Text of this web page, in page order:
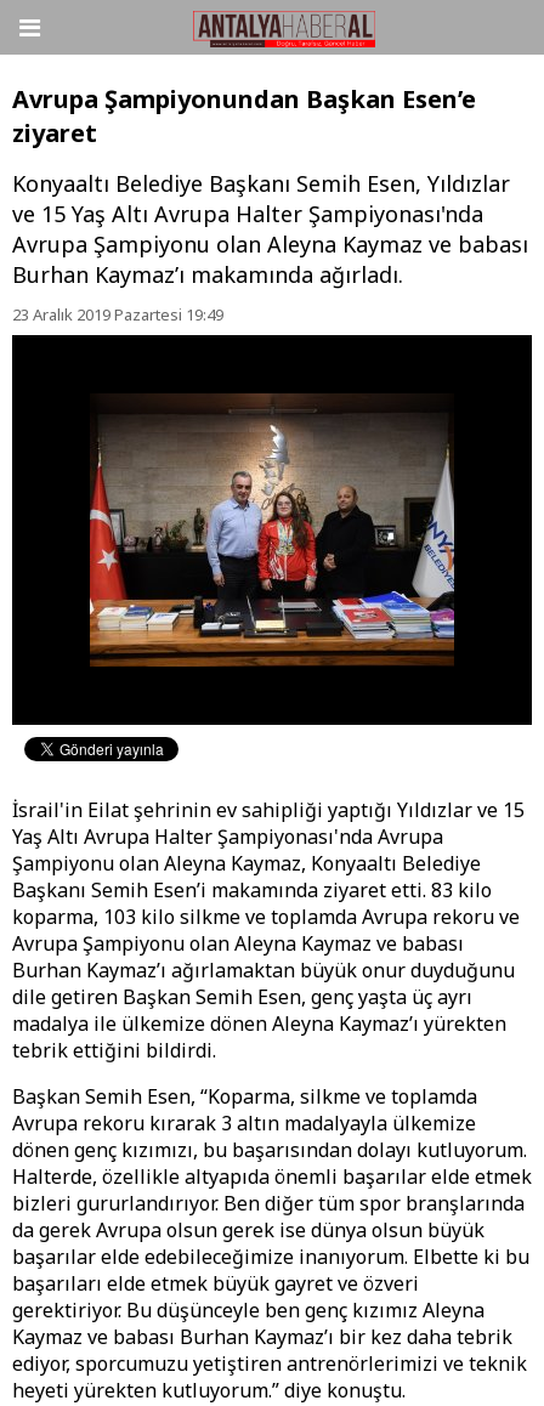
Avrupa Şampiyonundan Başkan Esen’e
ziyaret
Konyaaltı Belediye Başkanı Semih Esen, Yıldızlar
ve 15 Yaş Altı Avrupa Halter Şampiyonası'nda
Avrupa Şampiyonu olan Aleyna Kaymaz ve babası
Burhan Kaymaz’ı makamında ağırladı.
23 Aralık 2019 Pazartesi 19:49
İsrail'in Eilat şehrinin ev sahipliği yaptığı Yıldızlar ve 15
Yaş Altı Avrupa Halter Şampiyonası'nda Avrupa
Şampiyonu olan Aleyna Kaymaz, Konyaaltı Belediye
Başkanı Semih Esen’i makamında ziyaret etti. 83 kilo
koparma, 103 kilo silkme ve toplamda Avrupa rekoru ve
Avrupa Şampiyonu olan Aleyna Kaymaz ve babası
Burhan Kaymaz’ı ağırlamaktan büyük onur duyduğunu
dile getiren Başkan Semih Esen, genç yaşta üç ayrı
madalya ile ülkemize dönen Aleyna Kaymaz’ı yürekten
tebrik ettiğini bildirdi.
Başkan Semih Esen, “Koparma, silkme ve toplamda
Avrupa rekoru kırarak 3 altın madalyayla ülkemize
dönen genç kızımızı, bu başarısından dolayı kutluyorum.
Halterde, özellikle altyapıda önemli başarılar elde etmek
bizleri gururlandırıyor. Ben diğer tüm spor branşlarında
da gerek Avrupa olsun gerek ise dünya olsun büyük
başarılar elde edebileceğimize inanıyorum. Elbette ki bu
başarıları elde etmek büyük gayret ve özveri
gerektiriyor. Bu düşünceyle ben genç kızımız Aleyna
Kaymaz ve babası Burhan Kaymaz’ı bir kez daha tebrik
ediyor, sporcumuzu yetiştiren antrenörlerimizi ve teknik
heyeti yürekten kutluyorum.” diye konuştu.